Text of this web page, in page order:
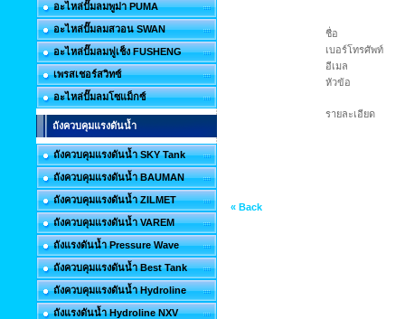
อะไหล่ปั๊มลมพูม่า PUMA
อะไหล่ปั๊มลมสวอน SWAN
อะไหล่ปั๊มลมฟูเช็ง FUSHENG
เพรสเชอร์สวิทซ์
อะไหล่ปั๊มลมโซแม็กซ์
ถังควบคุมแรงดันน้ำ
ถังควบคุมแรงดันน้ำ SKY Tank
ถังควบคุมแรงดันน้ำ BAUMAN
ถังควบคุมแรงดันน้ำ ZILMET
ถังควบคุมแรงดันน้ำ VAREM
ถังแรงดันน้ำ Pressure Wave
ถังควบคุมแรงดันน้ำ Best Tank
ถังควบคุมแรงดันน้ำ Hydroline
ถังแรงดันน้ำ Hydroline NXV
ชื่อ
เบอร์โทรศัพท์
อีเมล
หัวข้อ
รายละเอียด
« Back